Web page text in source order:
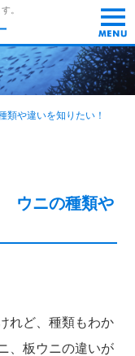
。
t
o
g
g
l
e
n
i
類や違いを知りたい！
ウニの種類や
れど、種類もわか
、板ウニの違いが